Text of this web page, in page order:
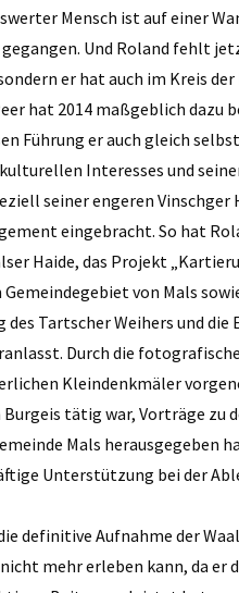
Mensch ist auf einer
Und Roland fehlt
er hat auch im Kreis
hat 2014 maßgeblich dazu
Führung er auch gleich
Interesses und
seiner engeren Vinschger
eingebracht. So hat
Haide, das Projekt
von Mals
Tartscher Weihers und die
Durch die
Kleindenkmäler
tätig war, Vorträge zu
Mals herausgegeben
Unterstützung bei der
definitive Aufnahme der
mehr erleben kann, da er